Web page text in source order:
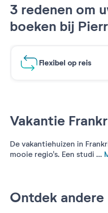
Vakantie
De vakantiehuizen in
mooie regio's. Een studi ...
3 redenen om
boeken bij
Flexibel op reis
Ontdek